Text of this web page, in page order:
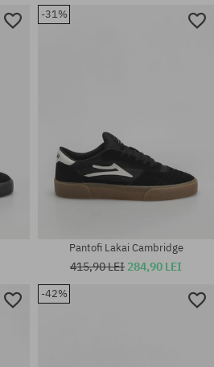
-31%
Pantofi Lakai Cambridge
415,90 LEI 284,90 LEI
-42%